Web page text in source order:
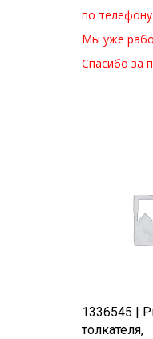
по
Мы уже
Спасибо за
1336545 |
толкателя,